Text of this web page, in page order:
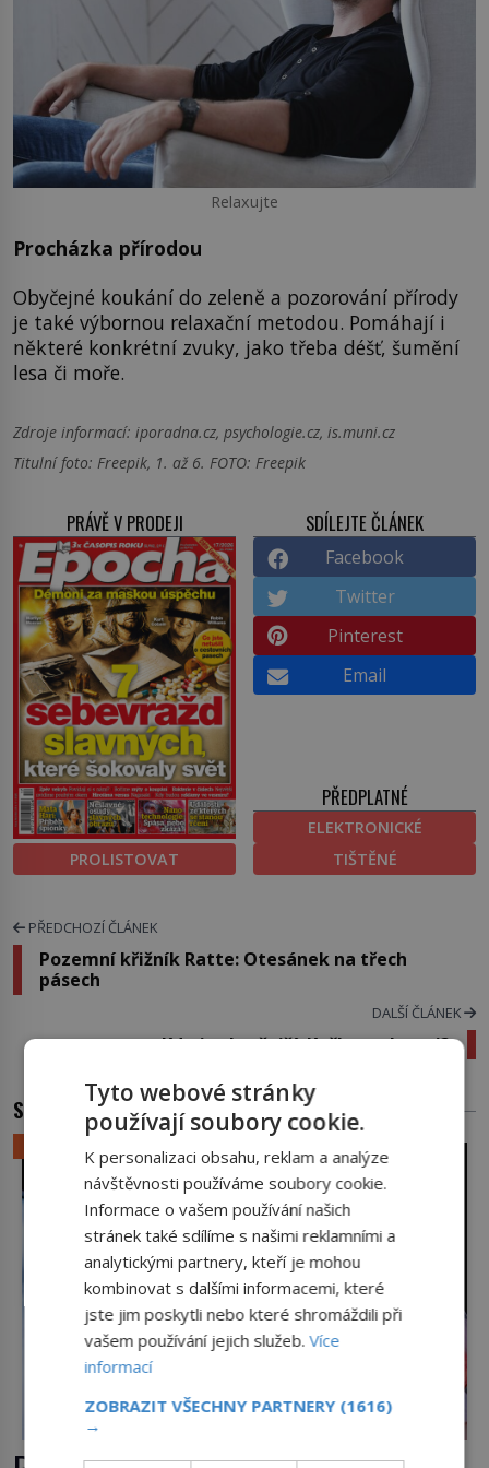
Relaxujte
Procházka přírodou
Obyčejné koukání do zeleně a pozorování přírody
je také výbornou relaxační metodou. Pomáhají i
některé konkrétní zvuky, jako třeba déšť, šumění
lesa či moře.
Zdroje informací: iporadna.cz, psychologie.cz, is.muni.cz
Titulní foto: Freepik, 1. až 6. FOTO: Freepik
PRÁVĚ V PRODEJI
PROLISTOVAT
SDÍLEJTE ČLÁNEK
Facebook
Twitter
Pinterest
Email
PŘEDPLATNÉ
ELEKTRONICKÉ
TIŠTĚNÉ
PŘEDCHOZÍ ČLÁNEK
Pozemní křižník Ratte: Otesánek na třech
pásech
DALŠÍ ČLÁNEK
Kdo je chytřejší: Kočky, nebo psi?
SOUVISEJÍCÍ ČLÁNKY
Tyto webové stránky
používají soubory cookie.
K personalizaci obsahu, reklam a analýze
návštěvnosti používáme soubory cookie.
Informace o vašem používání našich
stránek také sdílíme s našimi reklamními a
analytickými partnery, kteří je mohou
kombinovat s dalšími informacemi, které
jste jim poskytli nebo které shromáždili při
vašem používání jejich služeb.Více
informací
ZOBRAZIT VŠECHNY PARTNERY (1616)
→